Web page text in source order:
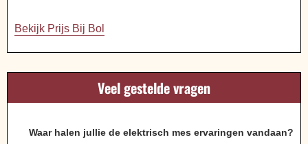
Bekijk Prijs Bij Bol
Veel gestelde vragen
Waar halen jullie de elektrisch mes ervaringen vandaan?